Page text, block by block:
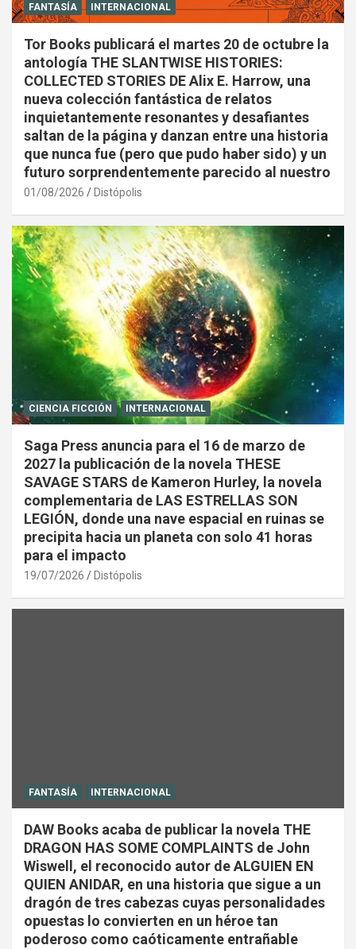
FANTASÍA INTERNACIONAL
Tor Books publicará el martes 20 de octubre la
antología THE SLANTWISE HISTORIES:
COLLECTED STORIES DE Alix E. Harrow, una
nueva colección fantástica de relatos
inquietantemente resonantes y desafiantes
saltan de la página y danzan entre una historia
que nunca fue (pero que pudo haber sido) y un
futuro sorprendentemente parecido al nuestro
01/08/2026 Distópolis
CIENCIA FICCIÓN INTERNACIONAL
Saga Press anuncia para el 16 de marzo de
2027 la publicación de la novela THESE
SAVAGE STARS de Kameron Hurley, la novela
complementaria de LAS ESTRELLAS SON
LEGIÓN, donde una nave espacial en ruinas se
precipita hacia un planeta con solo 41 horas
para el impacto
19/07/2026 Distópolis
FANTASÍA INTERNACIONAL
DAW Books acaba de publicar la novela THE
DRAGON HAS SOME COMPLAINTS de John
Wiswell, el reconocido autor de ALGUIEN EN
QUIEN ANIDAR, en una historia que sigue a un
dragón de tres cabezas cuyas personalidades
opuestas lo convierten en un héroe tan
poderoso como caóticamente entrañable